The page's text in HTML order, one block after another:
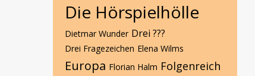
Die Hörspielhölle
Dietmar Wunder Drei ???
Drei Fragezeichen Elena Wilms
Europa Florian Halm Folgenreich